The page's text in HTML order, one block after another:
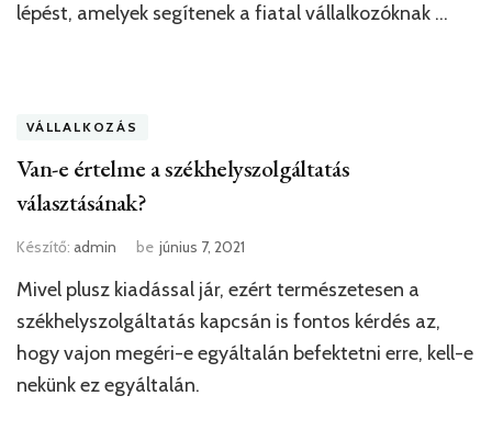
lépést, amelyek segítenek a fiatal vállalkozóknak …
VÁLLALKOZÁS
Van-e értelme a székhelyszolgáltatás
választásának?
Készítő: admin be június 7, 2021
Mivel plusz kiadással jár, ezért természetesen a
székhelyszolgáltatás kapcsán is fontos kérdés az,
hogy vajon megéri-e egyáltalán befektetni erre, kell-e
nekünk ez egyáltalán.